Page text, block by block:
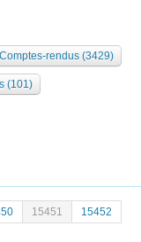
Comptes-rendus (3429)
(101)
15451
15452